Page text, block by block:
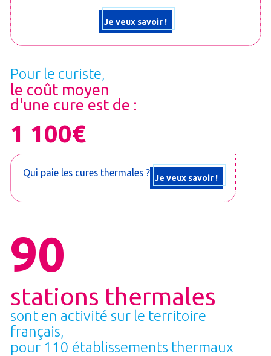
Je veux savoir !
Pour le curiste,
le coût moyen
d'une cure est de :
1 100€
Qui paie les cures thermales ? Je veux savoir !
90
stations thermales
sont en activité sur le territoire
français,
pour 110 établissements thermaux